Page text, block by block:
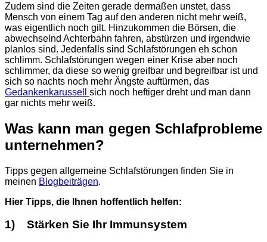
Zudem sind die Zeiten gerade dermaßen unstet, dass
Mensch von einem Tag auf den anderen nicht mehr weiß,
was eigentlich noch gilt. Hinzukommen die Börsen, die
abwechselnd Achterbahn fahren, abstürzen und irgendwie
planlos sind. Jedenfalls sind Schlafstörungen eh schon
schlimm. Schlafstörungen wegen einer Krise aber noch
schlimmer, da diese so wenig greifbar und begreifbar ist und
sich so nachts noch mehr Ängste auftürmen, das
Gedankenkarussell sich noch heftiger dreht und man dann
gar nichts mehr weiß.
Was kann man gegen Schlafprobleme
unternehmen?
Tipps gegen allgemeine Schlafstörungen finden Sie in
meinen Blogbeiträgen.
Hier Tipps, die Ihnen hoffentlich helfen:
1) Stärken Sie Ihr Immunsystem